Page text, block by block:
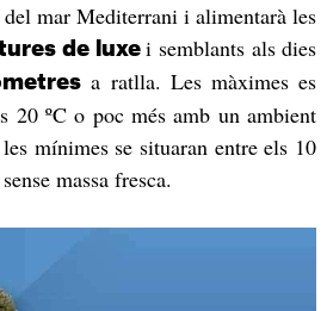
mar Mediterrani i alimentarà les
de luxei semblants als dies
a ratlla. Les màximes es
20 ºC o poc més amb un ambient
mínimes se situaran entre els 10
massa fresca.